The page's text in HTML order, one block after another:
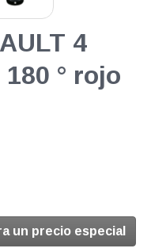
4
° rojo
un precio especial